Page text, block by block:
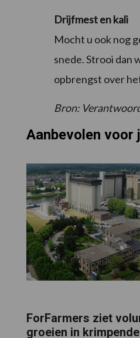
Drijfmest en kali
Mocht u ook nog
snede. Strooi dan
opbrengst over
Bron:
Aanbevolen voor
ForFarmers ziet
groeien in